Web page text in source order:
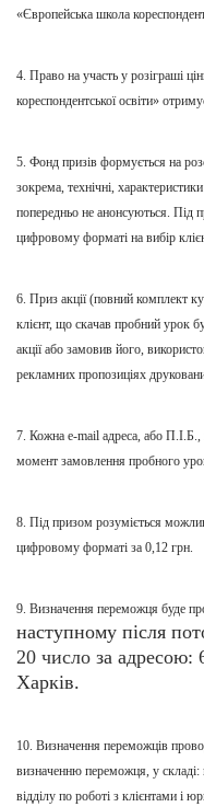
«Європейська школа
4. Право на участь у розіграші
кореспондентської освіти»
5. Фонд призів формується на
зокрема, технічні,
попередньо не анонсуються. Під
цифровому форматі на вибір
6. Приз акції (повний комплект
клієнт, що скачав пробний урок
акції або замовив його,
рекламних пропозиціях
7. Кожна e-mail адреса, або П.І.Б.,
момент замовлення пробного
8. Під призом розуміється
цифровому форматі за 0,12 грн.
9. Визначення переможця буде
наступному після
20 число за адресою:
Харків.
10. Визначення переможців
визначенню переможця, у складі:
відділу по роботі з клієнтами і